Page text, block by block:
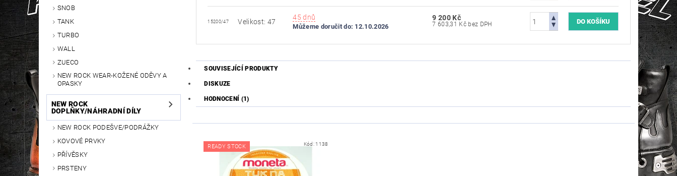
SNOB
TANK
TURBO
WALL
ZUECO
NEW ROCK WEAR-KOŽENÉ ODĚVY A
OPASKY
NEW ROCK
DOPLŇKY/NÁHRADNÍ DÍLY
NEW ROCK PODEŠVE/PODRÁŽKY
KOVOVÉ PRVKY
PŘÍVĚSKY
PRSTENY
15200/47 Velikost: 47
45 dnů
Můžeme doručit do: 12.10.2026
9 200 Kč
7 603,31 Kč bez DPH
SOUVISEJÍCÍ PRODUKTY
DISKUZE
HODNOCENÍ (1)
READY STOCK Kód: 1138